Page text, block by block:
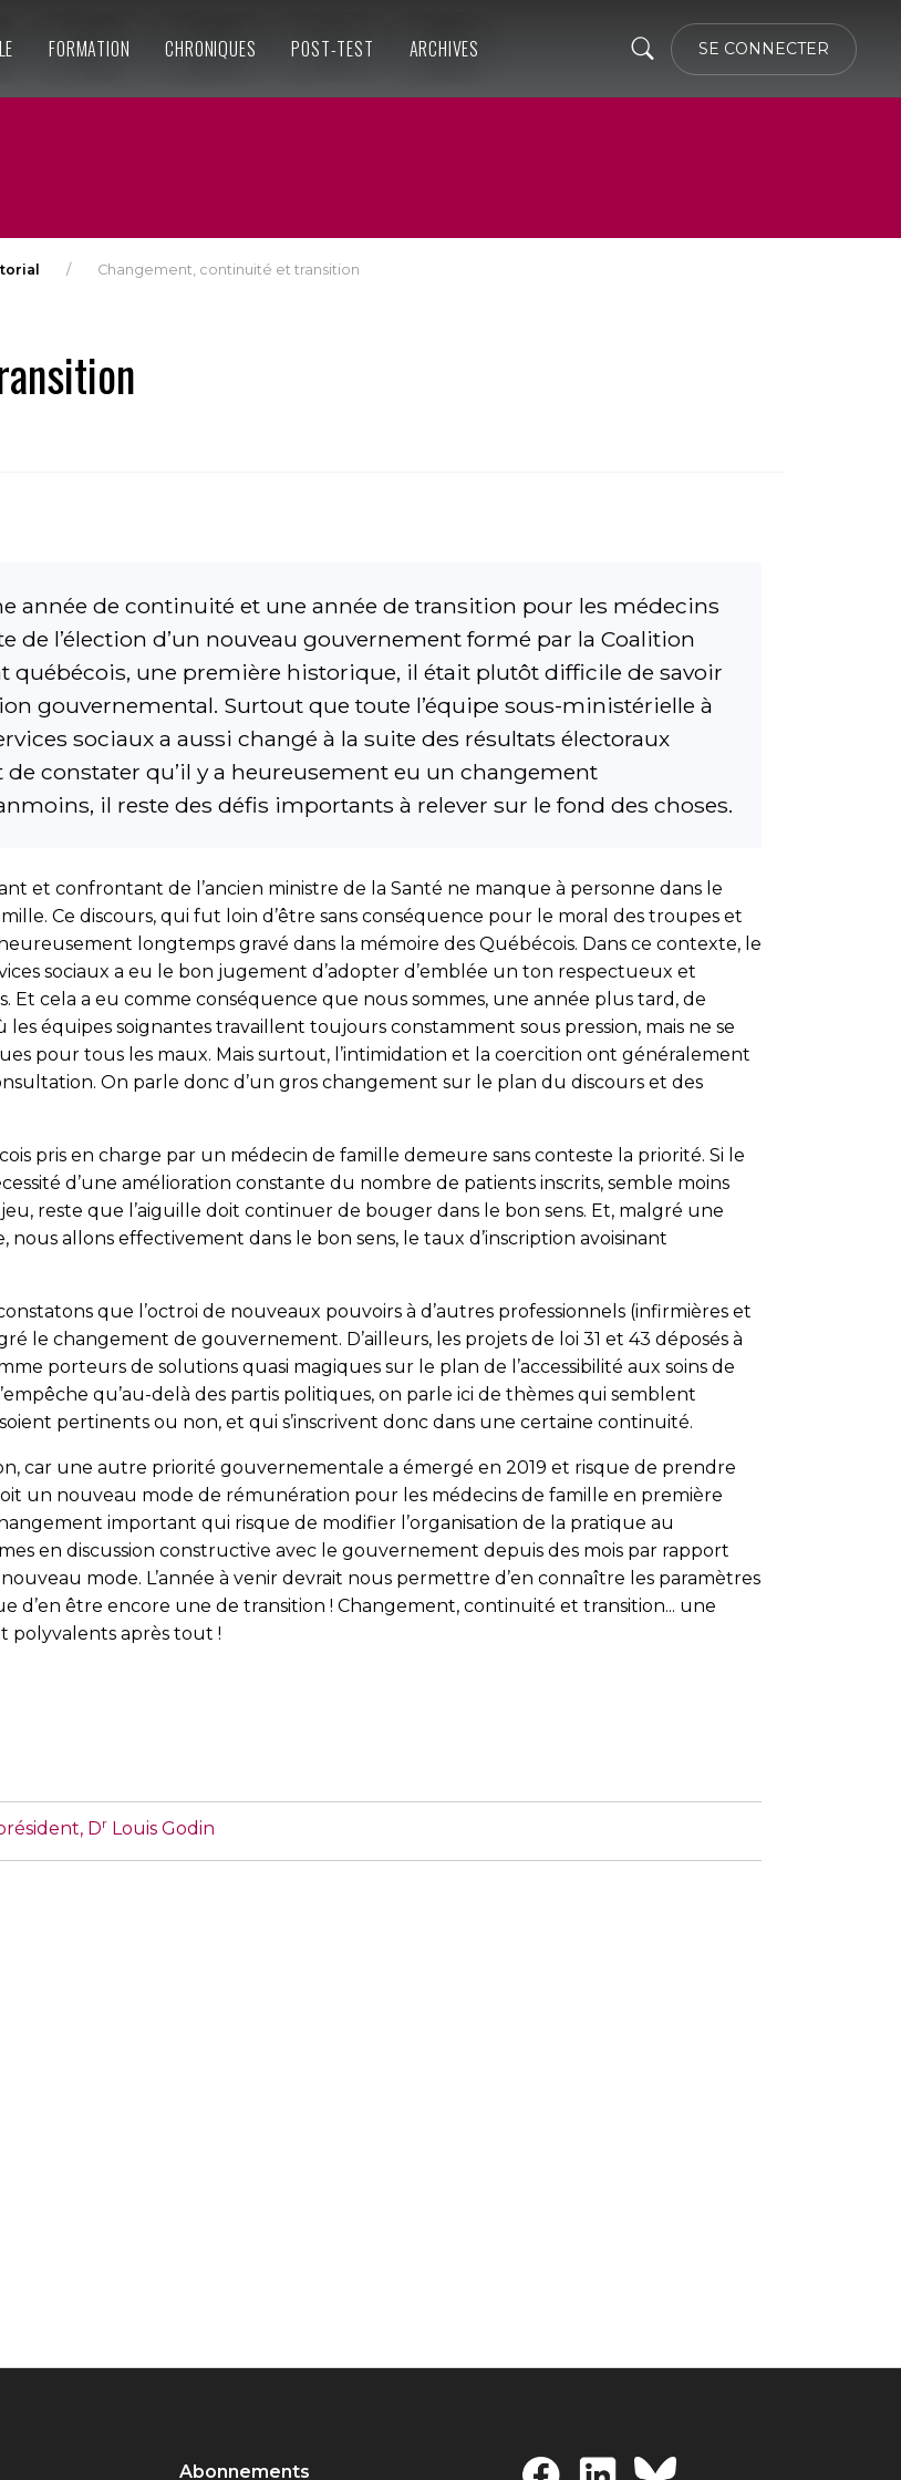
SE CONNECTER
FORMATION CHRONIQUES POST-TEST ARCHIVES
Changement, continuité et transition
année de continuité et une année de transition pour les médecins
de l’élection d’un nouveau gouvernement formé par la Coalition
québécois, une première historique, il était plutôt difficile de savoir
gouvernemental. Surtout que toute l’équipe sous-ministérielle à
sociaux a aussi changé à la suite des résultats électoraux
de constater qu’il y a heureusement eu un changement
il reste des défis importants à relever sur le fond des choses.
et confrontant de l’ancien ministre de la Santé ne manque à personne dans le
Ce discours, qui fut loin d’être sans conséquence pour le moral des troupes et
longtemps gravé dans la mémoire des Québécois. Dans ce contexte, le
sociaux a eu le bon jugement d’adopter d’emblée un ton respectueux et
Et cela a eu comme conséquence que nous sommes, une année plus tard, de
équipes soignantes travaillent toujours constamment sous pression, mais ne se
pour tous les maux. Mais surtout, l’intimidation et la coercition ont généralement
On parle donc d’un gros changement sur le plan du discours et des
pris en charge par un médecin de famille demeure sans conteste la priorité. Si le
d’une amélioration constante du nombre de patients inscrits, semble moins
reste que l’aiguille doit continuer de bouger dans le bon sens. Et, malgré une
allons effectivement dans le bon sens, le taux d’inscription avoisinant
que l’octroi de nouveaux pouvoirs à d’au­tres professionnels (infirmières et
le changement de gouvernement. D’ailleurs, les projets de loi 31 et 43 déposés à
porteurs de solutions quasi magiques sur le plan de l’accessibilité aux soins de
qu’au-delà des partis politiques, on parle ici de thèmes qui semblent
pertinents ou non, et qui s’inscrivent donc dans une certaine continuité.
car une autre priorité gouvernementale a émergé en 2019 et risque de prendre
un nouveau mode de rému­nération pour les médecins de famille en première
important qui risque de modifier l’organisation de la pratique au
en discussion constructive avec le gouvernement depuis des mois par rapport
mode. L’année à venir devrait nous permettre d’en connaître les paramètres
d’en être encore une de transition ! Changement, continuité et transition... une
polyvalents après tout !
Dr Louis Godin
Abonnements